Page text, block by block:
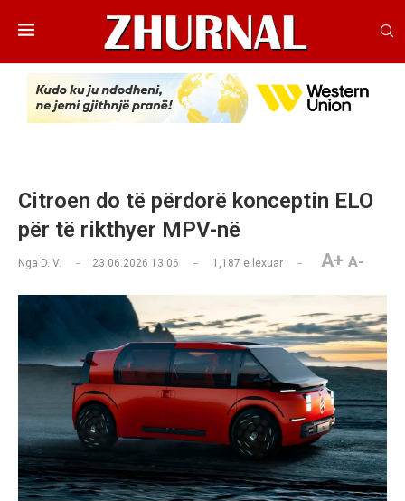
Citroen do të përdorë konceptin ELO
për të rikthyer MPV-në
Nga D. V. 23.06.2026 13:06 1,187 e lexuar A+ A-